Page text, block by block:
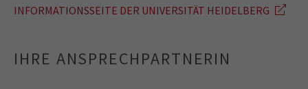
INFORMATIONSSEITE DER UNIVERSITÄT HEIDELBERG
IHRE ANSPRECHPARTNERIN